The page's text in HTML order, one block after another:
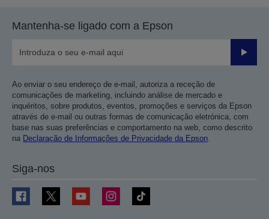
Mantenha-se ligado com a Epson
Enviar
Ao enviar o seu endereço de e-mail, autoriza a receção de
comunicações de marketing, incluindo análise de mercado e
inquéritos, sobre produtos, eventos, promoções e serviços da Epson
através de e-mail ou outras formas de comunicação eletrónica, com
base nas suas preferências e comportamento na web, como descrito
na Declaração de Informações de Privacidade da Epson.
Siga-nos